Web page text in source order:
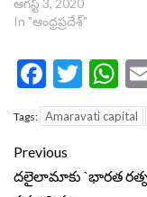
ఆగస్ట్ 3, 2020
In "ఆంధ్రప్రదేశ్"
Tags: Amaravati capital
Continue
Reading
Previous
దలైలామాకు `భారత